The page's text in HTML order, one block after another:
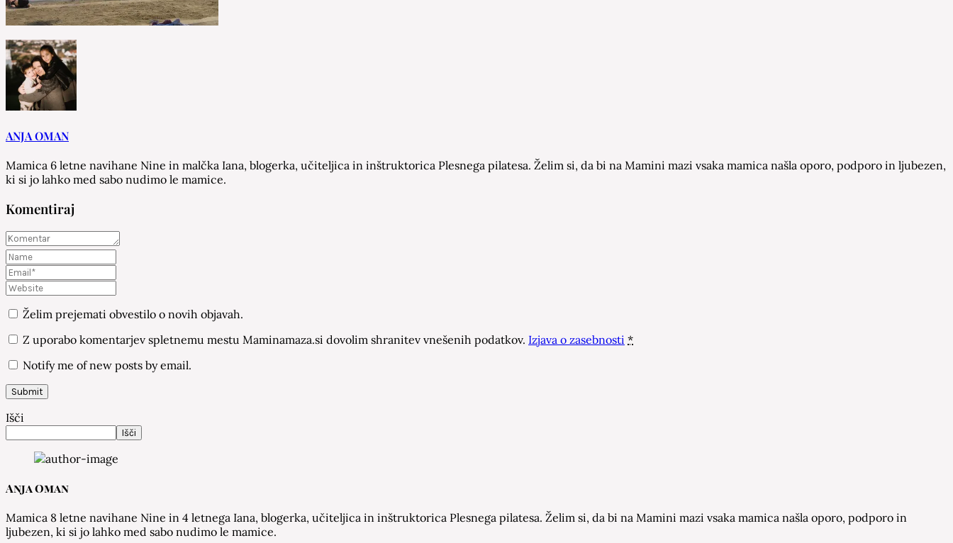
ANJA OMAN
Mamica 6 letne navihane Nine in malčka Iana, blogerka, učiteljica in inštruktorica Plesnega pilatesa. Želim si, da bi na Mamini mazi vsaka mamica našla oporo, podporo in ljubezen,
ki si jo lahko med sabo nudimo le mamice.
Komentiraj
Želim prejemati obvestilo o novih objavah.
Z uporabo komentarjev spletnemu mestu Maminamaza.si dovolim shranitev vnešenih podatkov. Izjava o zasebnosti *
Notify me of new posts by email.
Išči
Išči
Anja Oman
Mamica 8 letne navihane Nine in 4 letnega Iana, blogerka, učiteljica in inštruktorica Plesnega pilatesa. Želim si, da bi na Mamini mazi vsaka mamica našla oporo, podporo in
ljubezen, ki si jo lahko med sabo nudimo le mamice.